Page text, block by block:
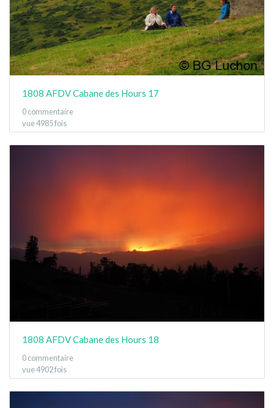
1808 AFDV Cabane des Hours 17
0 commentaire
vue 4985 fois
1808 AFDV Cabane des Hours 18
0 commentaire
vue 4902 fois